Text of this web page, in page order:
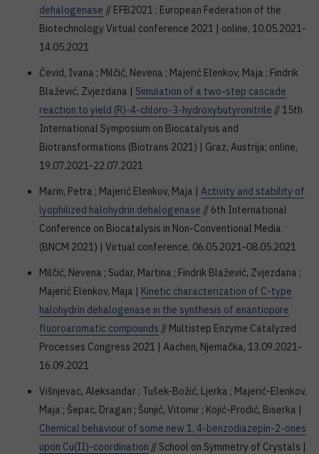
dehalogenase // EFB2021 : European Federation of the
Biotechnology Virtual conference 2021 | online, 10.05.2021-
14.05.2021
Ćevid, Ivana ; Milčić, Nevena ; Majerić Elenkov, Maja ; Findrik
Blažević, Zvjezdana | Simulation of a two-step cascade
reaction to yield (R)-4-chloro-3-hydroxybutyronitrile // 15th
International Symposium on Biocatalysis and
Biotransformations (Biotrans 2021) | Graz, Austrija; online,
19.07.2021-22.07.2021
Marin, Petra ; Majerić Elenkov, Maja | Activity and stability of
lyophilized halohydrin dehalogenase // 6th International
Conference on Biocatalysis in Non-Conventional Media
(BNCM 2021) | Virtual conference, 06.05.2021-08.05.2021
Milčić, Nevena ; Sudar, Martina ; Findrik Blažević, Zvjezdana ;
Majerić Elenkov, Maja | Kinetic characterization of C-type
halohydrin dehalogenase in the synthesis of enantiopure
fluoroaromatic compounds // Multistep Enzyme Catalyzed
Processes Congress 2021 | Aachen, Njemačka, 13.09.2021-
16.09.2021
Višnjevac, Aleksandar ; Tušek-Božić, Ljerka ; Majerić-Elenkov,
Maja ; Šepac, Dragan ; Šunjić, Vitomir ; Kojić-Prodić, Biserka |
Chemical behaviour of some new 1, 4-benzodiazepin-2-ones
upon Cu(II)-coordination // School on Symmetry of Crystals |